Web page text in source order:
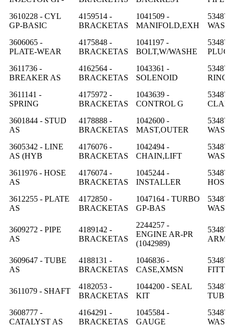
3610228 - CYL
GP-BASIC
4159514 -
BRACKETAS
1041509 -
MANIFOLD,EXH
3606065 -
PLATE-WEAR
4175848 -
BRACKETAS
1041197 -
BOLT,W/WASHE
PLUG
3611736 -
BREAKER AS
4162564 -
BRACKETAS
1043361 -
SOLENOID
RING
3611141 -
SPRING
4175972 -
BRACKETAS
1043639 -
CONTROL G
3601844 - STUD
AS
4178888 -
BRACKETAS
1042600 -
MAST,OUTER
3605342 - LINE
AS (HYB
4176076 -
BRACKETAS
1042494 -
CHAIN,LIFT
3611976 - HOSE
AS
4176074 -
BRACKETAS
1045244 -
INSTALLER
HOSE
3612255 - PLATE
AS
4172850 -
BRACKETAS
1047164 - TURBO
GP-BAS
3609272 - PIPE
AS
4189142 -
BRACKETAS
2244257 -
ENGINE AR-PR
(1042989)
3609647 - TUBE
AS
4188131 -
BRACKETAS
1046836 -
CASE,XMSN
3611079 - SHAFT
4182053 -
BRACKETAS
1044200 - SEAL
KIT
TUBE
3608777 -
CATALYST AS
4164291 -
BRACKETAS
1045584 -
GAUGE